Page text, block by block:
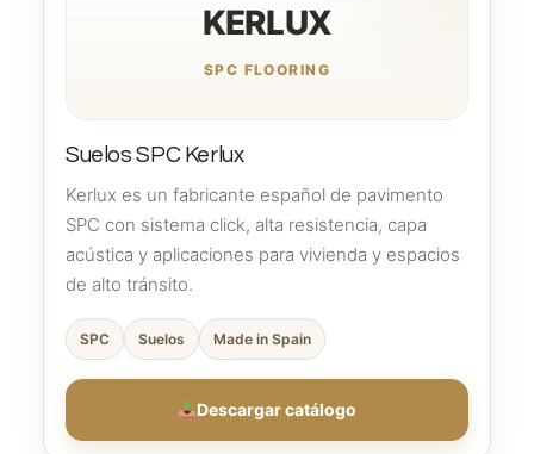
KERLUX
SPC FLOORING
Suelos SPC Kerlux
Kerlux es un fabricante español de pavimento
SPC con sistema click, alta resistencia, capa
acústica y aplicaciones para vivienda y espacios
de alto tránsito.
SPC Suelos Made in Spain
Descargar catálogo